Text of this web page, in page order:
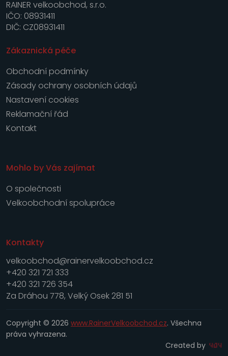
RAINER velkoobchod, s.r.o.
IČO: 08931411
DIČ: CZ08931411
Zákaznická péče
Obchodní podmínky
Zásady ochrany osobních údajů
Nastavení cookies
Reklamační řád
Kontakt
Mohlo by Vás zajímat
O společnosti
Velkoobchodní spolupráce
Kontakty
velkoobchod@rainervelkoobchod.cz
+420 321 721 333
+420 321 726 354
Za Dráhou 778, Velký Osek 281 51
Copyright © 2026 www.RainerVelkoobchod.cz. Všechna
práva vyhrazena.
Created by